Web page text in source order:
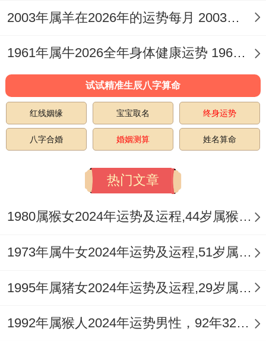
焦」之病理象意，午火为阳刃，又为「火」
之极旺处，直接对应心脑血管，眼睛、气血
血压不稳、目赤发炎或睡眠障碍等问题，特
别是出生在夏季或命局木火本就旺盛之人进
入夏季后，要避免长时间曝晒，熬夜及情绪
家中正南方位为2026年太岁方。忌动土、装
修或堆放红色、尖锐之物，以免引动火煞，
年火旺亦主急躁之气，行车易有争道抢行之
以水木清与之气，平缓心绪，护佑出入平
2003年属羊在2026年的运势每月 2003年属羊在2026命运
1961年属牛2026全年身体健康运势 1961年属牛2026年每月运势及运程
试试精准生辰八字算命
红线姻缘 宝宝取名 终身运势
八字合婚 婚姻测算 姓名算命
热门文章
1980属猴女2024年运势及运程,44岁属猴人2024全年每月运势女性如何
1973年属牛女2024年运势及运程,51岁属牛人2024全年每月运势女性如何
1995年属猪女2024年运势及运程,29岁属猪人2024全年每月运势女性如何
1992年属猴人2024年运势男性，92年32岁属猴男2024年每月运程怎么样